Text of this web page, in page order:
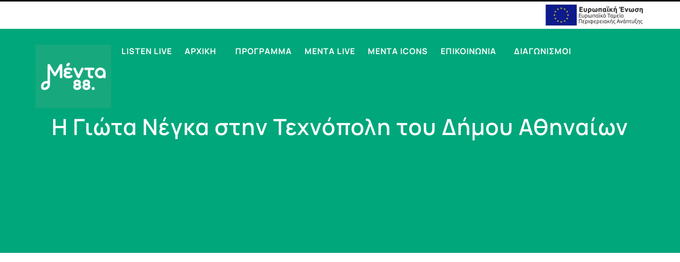
LISTEN LIVE ΑΡΧΙΚΗ ΠΡΟΓΡΑΜΜΑ MENTA LIVE MENTA ICONS ΕΠΙΚΟΙΝΩΝΙΑ ΔΙΑΓΩΝΙΣΜΟΙ
H Γιώτα Νέγκα στην Τεχνόπολη του Δήμου Αθηναίων